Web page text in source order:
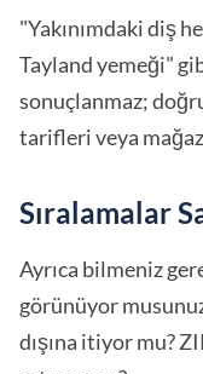
"Yakınımdaki diş
Tayland yemeği"
sonuçlanmaz;
tarifleri veya
Sıralamalar
Ayrıca bilmeniz
görünüyor
dışına itiyor mu?